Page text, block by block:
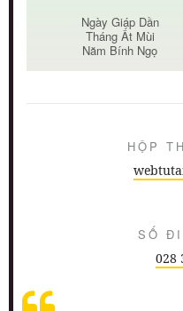
Ngày Giáp Dần
Tháng Ất Mùi
Năm Bính Ngọ
HỘP
SỐ
028